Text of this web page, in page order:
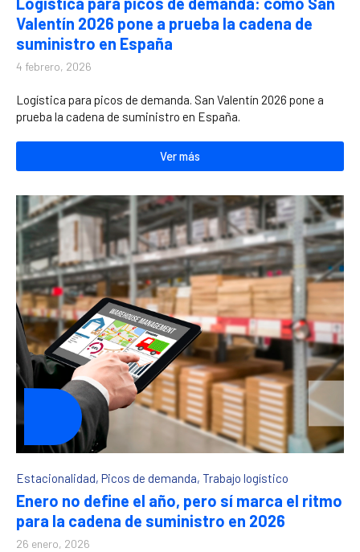
Valentín 2026 pone a prueba la cadena de
suministro en España
4 febrero, 2026
Logística para picos de demanda. San Valentín 2026 pone a
prueba la cadena de suministro en España.
Ver más
Estacionalidad, Picos de demanda, Trabajo logístico
Enero no define el año, pero sí marca el ritmo
para la cadena de suministro en 2026
26 enero, 2026